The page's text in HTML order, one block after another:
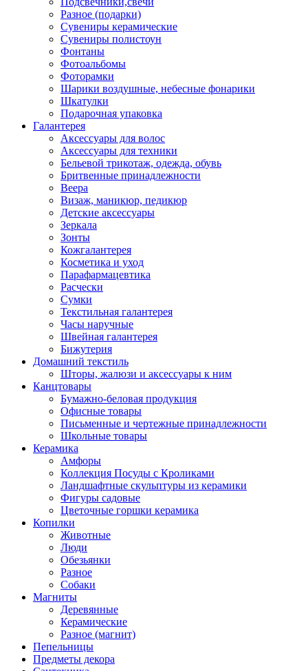
Разное (подарки)
Сувениры керамические
Сувениры полистоун
Фонтаны
Фотоальбомы
Фоторамки
Шарики воздушные, небесные фонарики
Шкатулки
Подарочная упаковка
Галантерея
Аксессуары для волос
Аксессуары для техники
Бельевой трикотаж, одежда, обувь
Бритвенные принадлежности
Веера
Визаж, маникюр, педикюр
Детские аксессуары
Зеркала
Зонты
Кожгалантерея
Косметика и уход
Парафармацевтика
Расчески
Сумки
Текстильная галантерея
Часы наручные
Швейная галантерея
Бижутерия
Домашний текстиль
Шторы, жалюзи и аксессуары к ним
Канцтовары
Бумажно-беловая продукция
Офисные товары
Письменные и чертежные принадлежности
Школьные товары
Керамика
Амфоры
Коллекция Посуды с Кроликами
Ландшафтные скульптуры из керамики
Фигуры садовые
Цветочные горшки керамика
Копилки
Животные
Люди
Обезьянки
Разное
Собаки
Магниты
Деревянные
Керамические
Разное (магнит)
Пепельницы
Предметы декора